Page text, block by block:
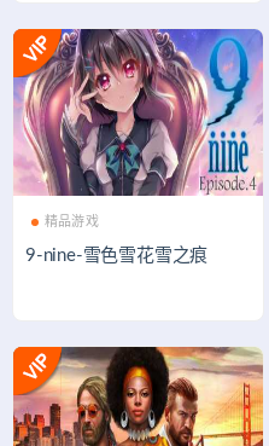
精品游戏
9-nine-雪色雪花雪之痕